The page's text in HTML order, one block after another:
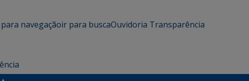
navegaçãoir para buscaOuvidoria Transparência